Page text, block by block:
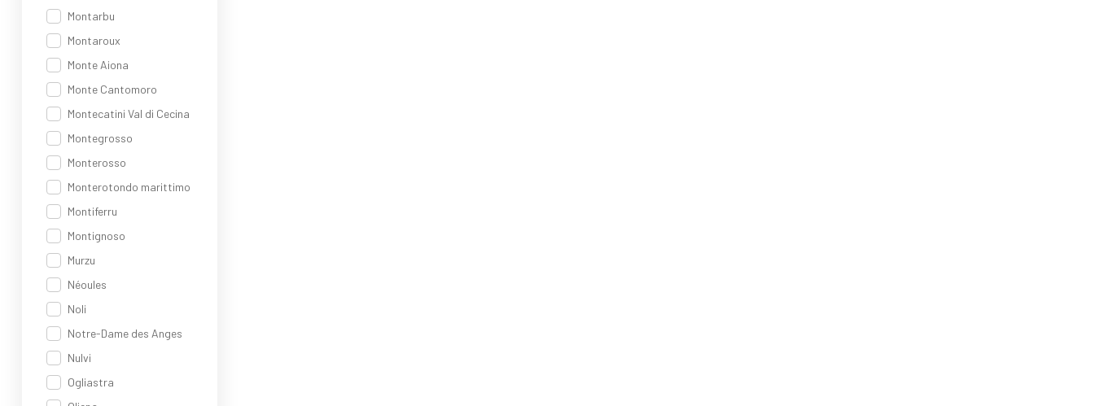
Montarbu
Montaroux
Monte Aiona
Monte Cantomoro
Montecatini Val di Cecina
Montegrosso
Monterosso
Monterotondo marittimo
Montiferru
Montignoso
Murzu
Néoules
Noli
Notre-Dame des Anges
Nulvi
Ogliastra